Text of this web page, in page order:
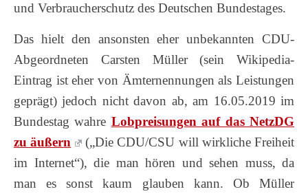
und Verbraucherschutz des Deutschen Bundestages.
Das hielt den ansonsten eher unbekannten CDU-
Abgeordneten Carsten Müller (sein Wikipedia-
Eintrag ist eher von Ämternennungen als Leistungen
geprägt) jedoch nicht davon ab, am 16.05.2019 im
Bundestag wahre Lobpreisungen auf das NetzDG
zu äußern
(„Die CDU/CSU will wirkliche Freiheit
im Internet“), die man hören und sehen muss, da
man es sonst kaum glauben kann. Ob Müller